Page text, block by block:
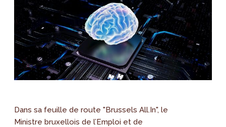
Dans sa feuille de route "Brussels All.In", le
Ministre bruxellois de l’Emploi et de